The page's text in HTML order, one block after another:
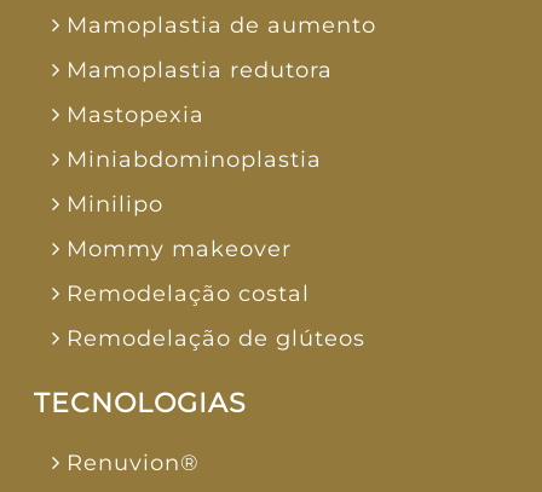
Mamoplastia de aumento
Mamoplastia redutora
Mastopexia
Miniabdominoplastia
Minilipo
Mommy makeover
Remodelação costal
Remodelação de glúteos
TECNOLOGIAS
Renuvion®